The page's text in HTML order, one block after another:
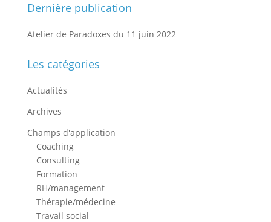
Dernière publication
Atelier de Paradoxes du 11 juin 2022
Les catégories
Actualités
Archives
Champs d'application
Coaching
Consulting
Formation
RH/management
Thérapie/médecine
Travail social